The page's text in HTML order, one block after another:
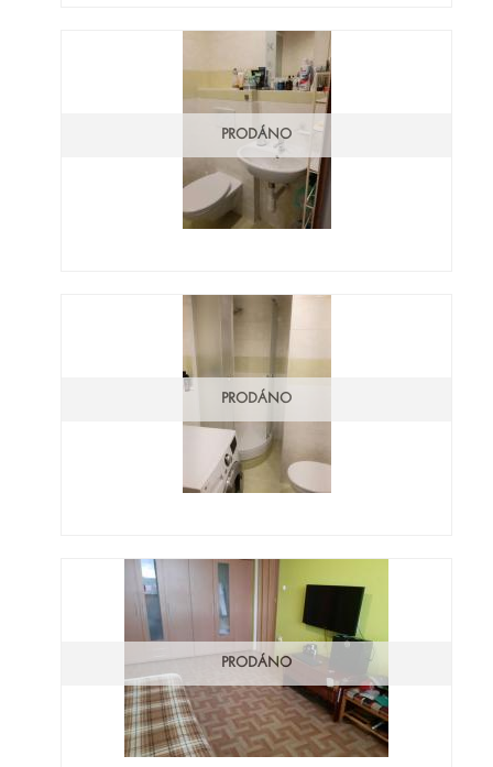
PRODÁNO
PRODÁNO
PRODÁNO